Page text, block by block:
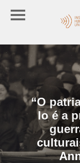
“O
lo é a